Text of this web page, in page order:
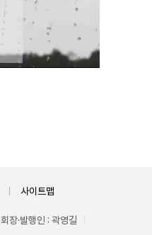
사이트맵
회장·발행인 : 곽영길